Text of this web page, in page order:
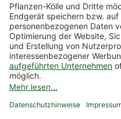
*Alle Preise inkl.
Mindestbestellwert 14,90 €,